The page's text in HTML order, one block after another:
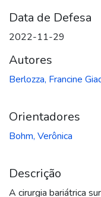
Data de Defesa
2022-11-29
Autores
Berlozza, Francine
Orientadores
Bohm, Verônica
Descrição
A cirurgia bariátrica